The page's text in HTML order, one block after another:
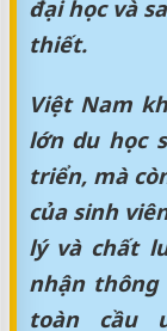
đại học và
thiết.
Việt Nam
lớn du học
triển, mà
của sinh
lý và chất
nhận thông
toàn cầu